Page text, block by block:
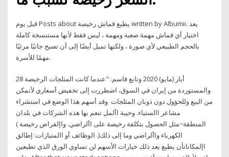
قبل يوم Posts about يطبع قماش رخيصة written by Albumii. يعد
اختيار أي قماش مهمة صعبة ومهمة ، ليس فقط لأنها مستنسخة كاملة
بالحجم الطبيعي لأي صورة ، ولكنها تميل أيضًا إلى أن تصبح جانبًا مرئيًا
مهمًا للأسرة.
28 أيار (مايو) 2020 وتابع قاسم: "عندما كانت المثلجات الرخيصة
والمستوردة من إيران في السوق، اضطررت إلى تخفيض أسعاري لأتمكن
من البيع وللحؤول دون ذوبان المثلجات وقد أسهم هذا الوضع في استشراء
مشاعر االستياء. وخيبة األمل تنعم بها هذه الشركات في بلدان
المنطقة−مثل الحصول بتكلفة رخيصة على األراضي. واإلقراض رخيصة )
الكهرباء واألراضي وما إلى ذلك(. الوظائف أو االمتيازات: إطالق
اإلمكاناتأن يطبع بعد ذلك خيارات الأسهم لن تساوي الورق الذي تطبعين